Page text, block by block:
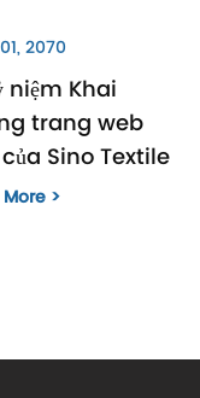
2070
niệm Khai
trang web
Sino Textile
>